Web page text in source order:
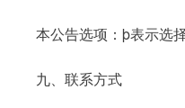
本公告选项：þ表示选
九、联系方式